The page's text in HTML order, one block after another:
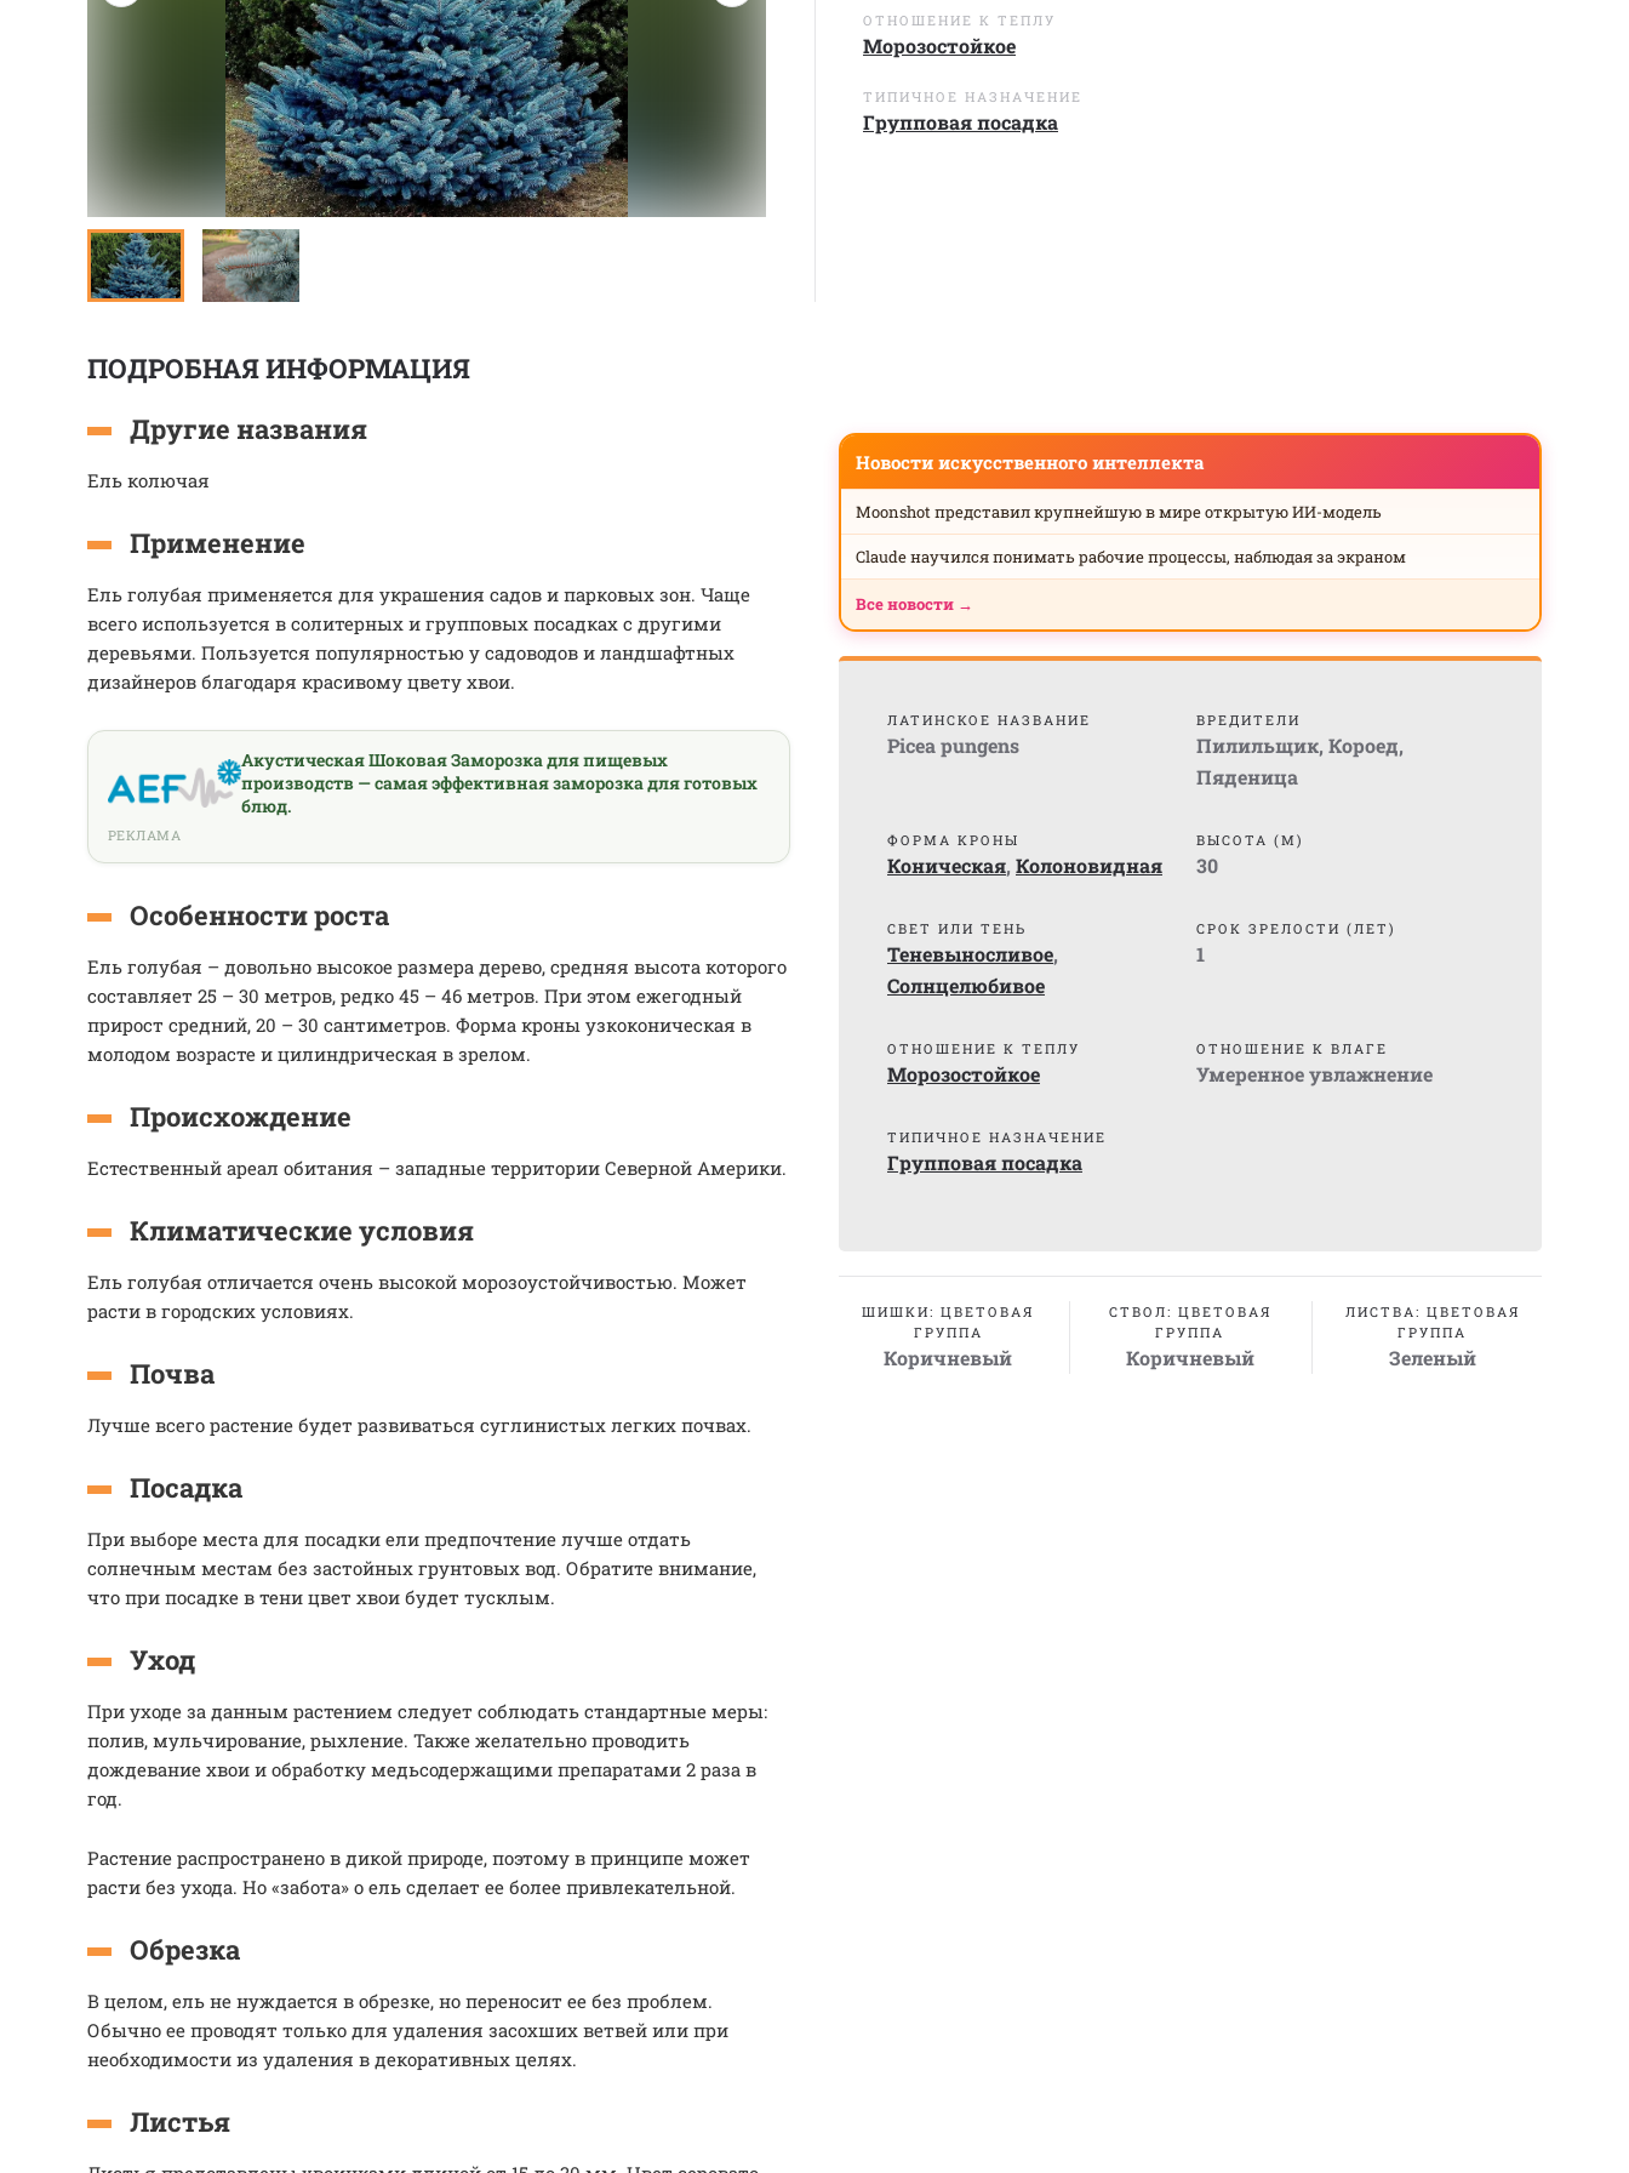
ОТНОШЕНИЕ К ТЕПЛУ
Морозостойкое
ТИПИЧНОЕ НАЗНАЧЕНИЕ
Групповая посадка
ПОДРОБНАЯ ИНФОРМАЦИЯ
Другие названия
Ель колючая
Применение
Ель голубая применяется для украшения садов и парковых зон. Чаще
всего используется в солитерных и групповых посадках с другими
деревьями. Пользуется популярностью у садоводов и ландшафтных
дизайнеров благодаря красивому цвету хвои.
Акустическая Шоковая Заморозка для пищевых
производств — самая эффективная заморозка для готовых
блюд.
РЕКЛАМА
Особенности роста
Ель голубая – довольно высокое размера дерево, средняя высота которого
составляет 25 – 30 метров, редко 45 – 46 метров. При этом ежегодный
прирост средний, 20 – 30 сантиметров. Форма кроны узкоконическая в
молодом возрасте и цилиндрическая в зрелом.
Происхождение
Естественный ареал обитания – западные территории Северной Америки.
Климатические условия
Ель голубая отличается очень высокой морозоустойчивостью. Может
расти в городских условиях.
Почва
Лучше всего растение будет развиваться суглинистых легких почвах.
Посадка
При выборе места для посадки ели предпочтение лучше отдать
солнечным местам без застойных грунтовых вод. Обратите внимание,
что при посадке в тени цвет хвои будет тусклым.
Уход
При уходе за данным растением следует соблюдать стандартные меры:
полив, мульчирование, рыхление. Также желательно проводить
дождевание хвои и обработку медьсодержащими препаратами 2 раза в
год.
Растение распространено в дикой природе, поэтому в принципе может
расти без ухода. Но «забота» о ель сделает ее более привлекательной.
Обрезка
В целом, ель не нуждается в обрезке, но переносит ее без проблем.
Обычно ее проводят только для удаления засохших ветвей или при
необходимости из удаления в декоративных целях.
Листья
Новости искусственного интеллекта
Moonshot представил крупнейшую в мире открытую ИИ-модель
Claude научился понимать рабочие процессы, наблюдая за экраном
Все новости →
ЛАТИНСКОЕ НАЗВАНИЕ
Picea pungens
ВРЕДИТЕЛИ
Пилильщик, Короед,
Пяденица
ФОРМА КРОНЫ
Коническая, Колоновидная
ВЫСОТА (М)
30
СВЕТ ИЛИ ТЕНЬ
Теневыносливое,
Солнцелюбивое
СРОК ЗРЕЛОСТИ (ЛЕТ)
1
ОТНОШЕНИЕ К ТЕПЛУ
Морозостойкое
ОТНОШЕНИЕ К ВЛАГЕ
Умеренное увлажнение
ТИПИЧНОЕ НАЗНАЧЕНИЕ
Групповая посадка
ШИШКИ: ЦВЕТОВАЯ
ГРУППА
Коричневый
СТВОЛ: ЦВЕТОВАЯ
ГРУППА
Коричневый
ЛИСТВА: ЦВЕТОВАЯ
ГРУППА
Зеленый